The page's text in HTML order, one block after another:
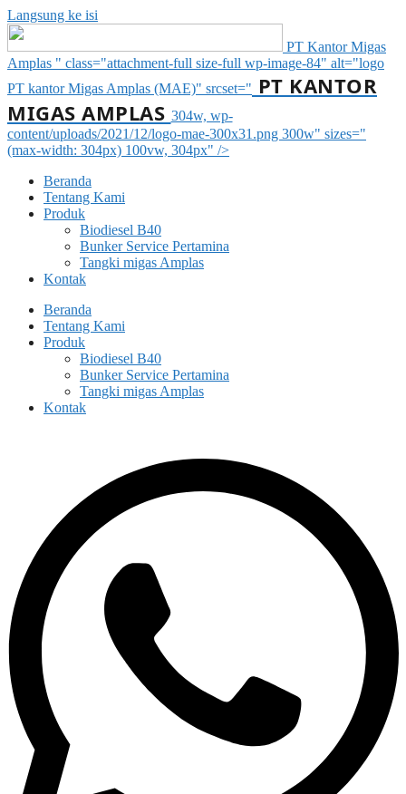
Langsung ke isi
PT Kantor Migas
Amplas " class="attachment-full size-full wp-image-84" alt="logo
PT kantor Migas Amplas (MAE)" srcset=" PT KANTOR
MIGAS AMPLAS 304w, wp-
content/uploads/2021/12/logo-mae-300x31.png 300w" sizes="
(max-width: 304px) 100vw, 304px" />
Beranda
Tentang Kami
Produk
Biodiesel B40
Bunker Service Pertamina
Tangki migas Amplas
Kontak
Beranda
Tentang Kami
Produk
Biodiesel B40
Bunker Service Pertamina
Tangki migas Amplas
Kontak